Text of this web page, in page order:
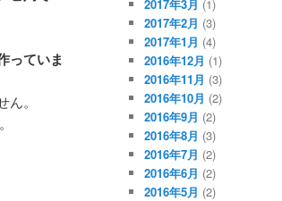
っていま
。
2017年3月 (1)
2017年2月 (3)
2017年1月 (4)
2016年12月 (1)
2016年11月 (3)
2016年10月 (2)
2016年9月 (2)
2016年8月 (3)
2016年7月 (2)
2016年6月 (2)
2016年5月 (2)